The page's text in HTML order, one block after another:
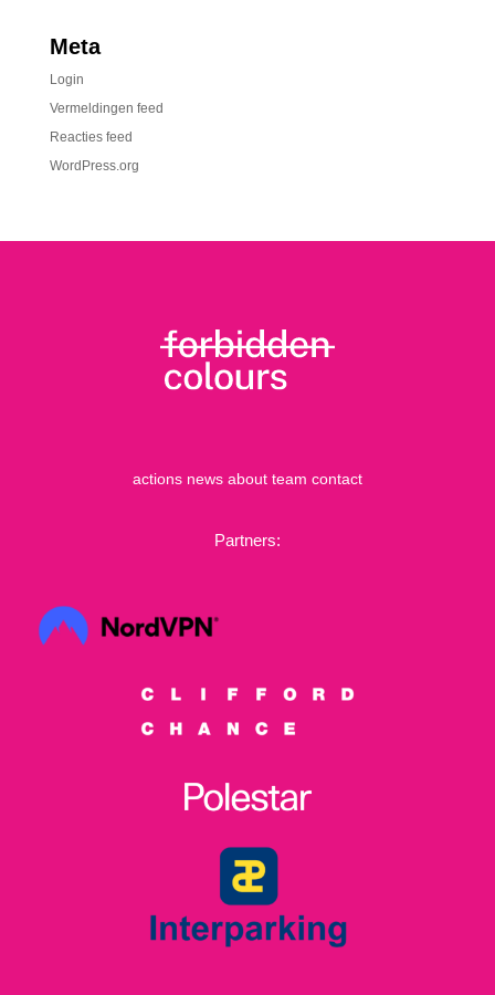
Meta
Login
Vermeldingen feed
Reacties feed
WordPress.org
actions news about team contact
Partners: